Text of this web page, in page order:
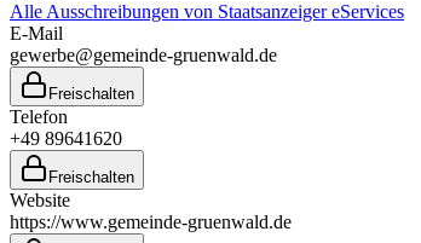
Alle Ausschreibungen von Staatsanzeiger eServices
E-Mail
gewerbe@gemeinde-gruenwald.de
Freischalten
Telefon
+49 89641620
Freischalten
Website
https://www.gemeinde-gruenwald.de